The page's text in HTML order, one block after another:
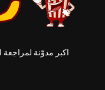
اكبر مدوّنة لمراجعة